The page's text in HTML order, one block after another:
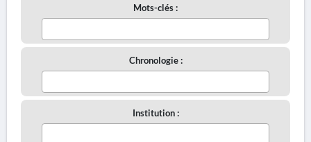
Mots-clés :
Chronologie :
Institution :